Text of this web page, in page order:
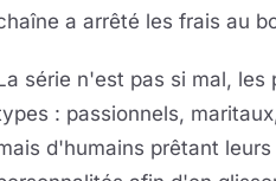
a arrêté les frais au
série n'est pas si mal, les
: passionnels,
d'humains prêtant